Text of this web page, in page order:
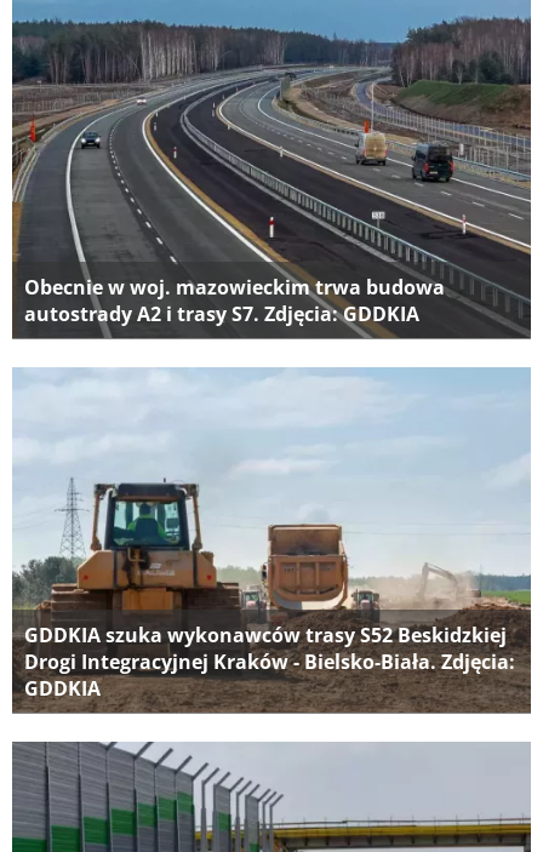
Obecnie w woj. mazowieckim trwa budowa
autostrady A2 i trasy S7. Zdjęcia: GDDKIA
GDDKIA szuka wykonawców trasy S52 Beskidzkiej
Drogi Integracyjnej Kraków - Bielsko-Biała. Zdjęcia:
GDDKIA